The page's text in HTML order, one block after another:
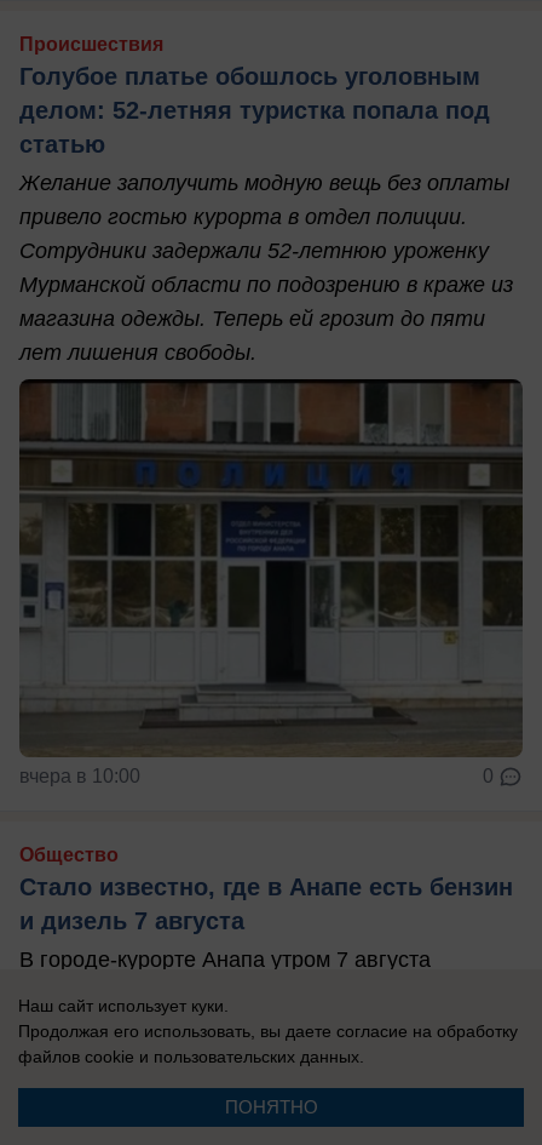
Происшествия
Голубое платье обошлось уголовным
делом: 52-летняя туристка попала под
статью
Желание заполучить модную вещь без оплаты
привело гостью курорта в отдел полиции.
Сотрудники задержали 52-летнюю уроженку
Мурманской области по подозрению в краже из
магазина одежды. Теперь ей грозит до пяти
лет лишения свободы.
вчера в 10:00 0
Общество
Стало известно, где в Анапе есть бензин
и дизель 7 августа
В городе-курорте Анапа утром 7 августа
Наш сайт использует куки.
Продолжая его использовать, вы даете согласие на обработку
файлов cookie и пользовательских данных.
ПОНЯТНО